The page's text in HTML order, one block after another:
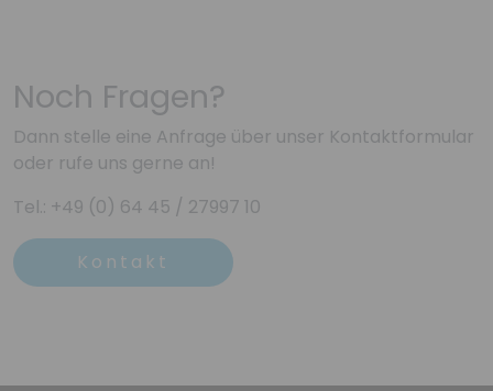
Noch Fragen?
Dann stelle eine Anfrage über unser Kontaktformular
oder rufe uns gerne an!
Tel.: +49 (0) 64 45 / 27997 10
Kontakt